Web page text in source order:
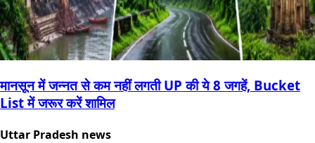
मानसून में जन्नत से कम नहीं लगती UP की ये 8 जगहें, Bucket
List में जरूर करें शामिल
Uttar Pradesh news